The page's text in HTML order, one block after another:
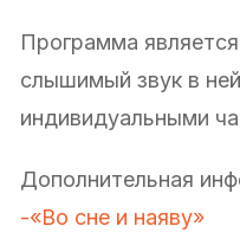
Программа
слышимый звук в
индивидуальными
Дополнительная
-«Во сне и наяву»